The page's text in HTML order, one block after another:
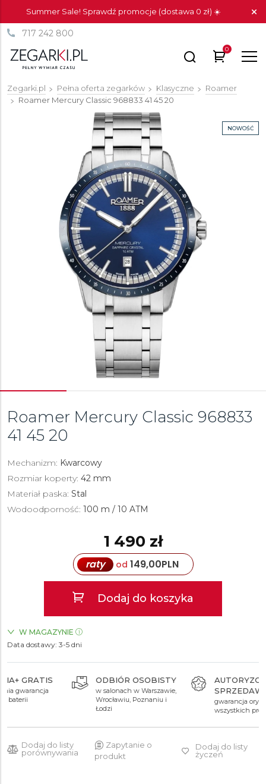
Summer Sale! Sprawdź promocje (dostawa 0 zł) ☀️
717 242 800
0
Zegarki.pl Pełna oferta zegarków Klasyczne
Roamer
Roamer Mercury Classic 968833 41 45 20
NOWOŚĆ
Roamer Mercury Classic 968833
41 45 20
Mechanizm: Kwarcowy
Rozmiar koperty: 42 mm
Materiał paska: Stal
Wodoodporność: 100 m / 10 ATM
1 490 zł
raty od 149,00PLN
Dodaj do koszyka
W MAGAZYNIE
ZEGARKI.PL Posnania Poznań
Data dostawy: 3-5 dni
ODBIÓR OSOBISTY
w salonach w Warszawie,
Wrocławiu, Poznaniu i
AUTORYZOWANY
SPRZEDAWCA
gwarancja oryginalności
wszystkich produktów
Dodaj do listy
porównywania
Zapytanie o
produkt
Dodaj do listy
życzeń